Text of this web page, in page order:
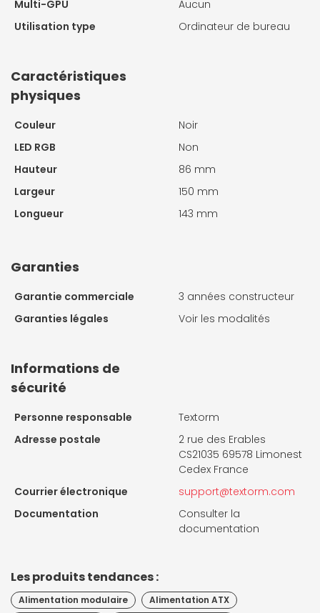
Multi-GPU
Aucun
Utilisation type
Ordinateur de bureau
Caractéristiques
physiques
Couleur
Noir
LED RGB
Non
Hauteur
86 mm
Largeur
150 mm
Longueur
143 mm
Garanties
Garantie commerciale
3 années constructeur
Garanties légales
Voir les modalités
Informations de
sécurité
Personne responsable
Textorm
Adresse postale
2 rue des Erables
CS21035 69578 Limonest
Cedex France
Courrier électronique
support@textorm.com
Documentation
Consulter la
documentation
Les produits tendances :
Alimentation modulaire
Alimentation ATX